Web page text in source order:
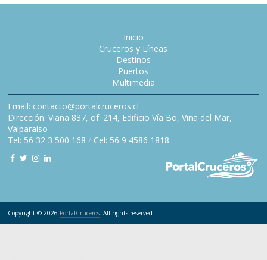
Inicio
Cruceros y Líneas
Destinos
Puertos
Multimedia
Email: contacto@portalcruceros.cl
Dirección: Viana 837, of. 214, Edificio Vía Bo, Viña del Mar,
Valparaíso
Tel: 56 32 3 500 168 / Cel: 56 9 4586 1818
Copyright © 2026 PortalCruceros. All rights reserved.